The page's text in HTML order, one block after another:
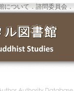
について ．諮問委員会 ．